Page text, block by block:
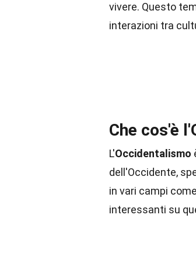
vivere. Questo
interazioni tra
Che cos'è
L'Occidentalismo
dell'Occidente,
in vari campi
interessanti su